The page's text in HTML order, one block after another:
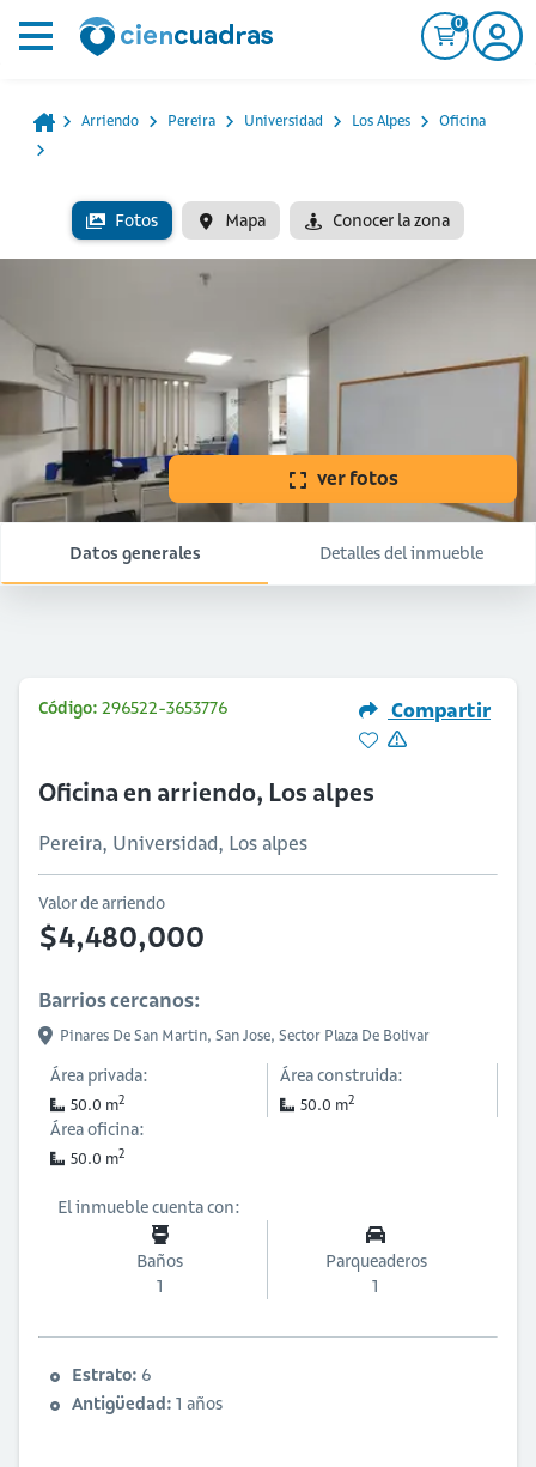
0
Arriendo Pereira Universidad Los Alpes Oficina
Fotos Mapa Conocer la zona
ver fotos
Datos generales Detalles del inmueble
Código: 296522-3653776 Compartir
Oficina en arriendo, Los alpes
Pereira, Universidad, Los alpes
Valor de arriendo
$4,480,000
Barrios cercanos:
Pinares De San Martin, San Jose, Sector Plaza De Bolivar
Área privada:
50.0 m2
Área construida:
50.0 m2
Área oficina:
50.0 m2
El inmueble cuenta con:
Baños
1
Parqueaderos
1
Estrato: 6
Antigüedad: 1 años